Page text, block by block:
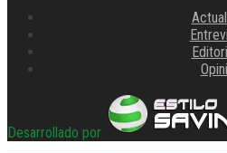
Desarrollado por